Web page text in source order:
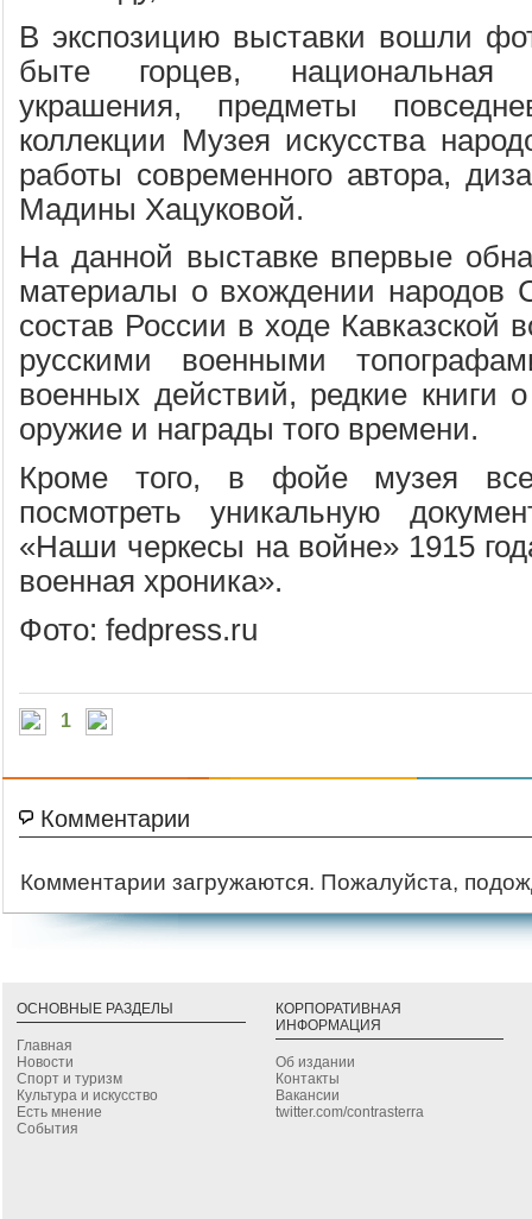
В экспозицию выставки вошли
быте горцев, национальная
украшения, предметы
коллекции Музея искусства
работы современного автора,
Мадины Хацуковой.
На данной выставке впервые
материалы о вхождении народов
состав России в ходе Кавказской
русскими военными
военных действий, редкие книги
оружие и награды того времени.
Кроме того, в фойе музея
посмотреть уникальную
«Наши черкесы на войне» 1915
военная хроника».
Фото: fedpress.ru
1
Комментарии
Комментарии загружаются. Пожалуйста,
ОСНОВНЫЕ РАЗДЕЛЫ
Главная
Новости
Спорт и туризм
Культура и искусство
Есть мнение
События
КОРПОРАТИВНАЯ
ИНФОРМАЦИЯ
Об издании
Контакты
Вакансии
twitter.com/contrasterra